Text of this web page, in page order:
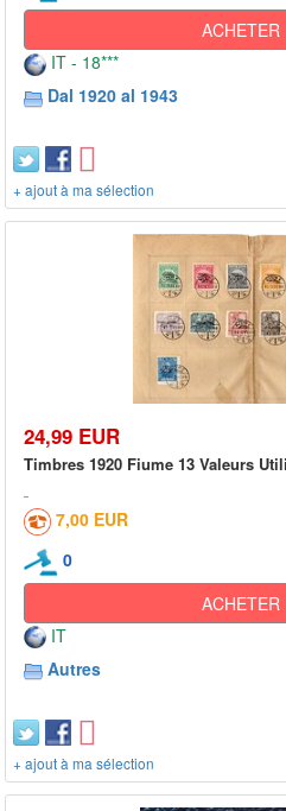
ACHETER
IT - 18***
Dal 1920 al 1943
+ ajout à ma sélection
24,99 EUR
Timbres 1920 Fiume 13 Valeurs
7,00 EUR
0
ACHETER
IT
Autres
+ ajout à ma sélection